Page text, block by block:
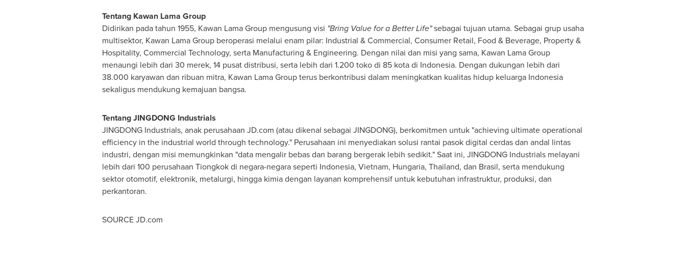
Tentang Kawan Lama Group
Didirikan pada tahun 1955, Kawan Lama Group mengusung visi "Bring Value for a Better Life"sebagai tujuan utama. Sebagai grup usaha
multisektor, Kawan Lama Group beroperasi melalui enam pilar: Industrial & Commercial, Consumer Retail, Food & Beverage, Property &
Hospitality, Commercial Technology, serta Manufacturing & Engineering. Dengan nilai dan misi yang sama, Kawan Lama Group
menaungi lebih dari 30 merek, 14 pusat distribusi, serta lebih dari 1.200 toko di 85 kota di Indonesia. Dengan dukungan lebih dari
38.000 karyawan dan ribuan mitra, Kawan Lama Group terus berkontribusi dalam meningkatkan kualitas hidup keluarga Indonesia
sekaligus mendukung kemajuan bangsa.
Tentang JINGDONG Industrials
JINGDONG Industrials, anak perusahaan JD.com (atau dikenal sebagai JINGDONG), berkomitmen untuk "achieving ultimate operational
efficiency in the industrial world through technology." Perusahaan ini menyediakan solusi rantai pasok digital cerdas dan andal lintas
industri, dengan misi memungkinkan "data mengalir bebas dan barang bergerak lebih sedikit." Saat ini, JINGDONG Industrials melayani
lebih dari 100 perusahaan Tiongkok di negara-negara seperti Indonesia, Vietnam, Hungaria, Thailand, dan Brasil, serta mendukung
sektor otomotif, elektronik, metalurgi, hingga kimia dengan layanan komprehensif untuk kebutuhan infrastruktur, produksi, dan
perkantoran.
SOURCE JD.com